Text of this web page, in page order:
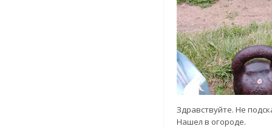
Здравствуйте. Не
Нашел в огороде.